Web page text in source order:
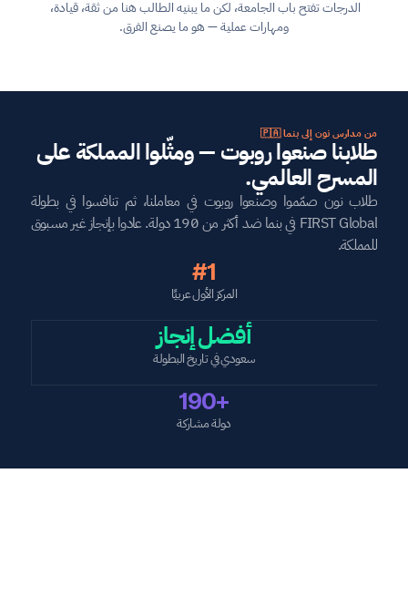
ومهارات عملية — هو ما يصنع الفرق.
من مدارس نون إلى بنما 🇵🇦
المسرح العالمي.
للمملكة.
#1
المركز الأول عربيًا
أفضل إنجاز
سعودي في تاريخ البطولة
190+
دولة مشاركة